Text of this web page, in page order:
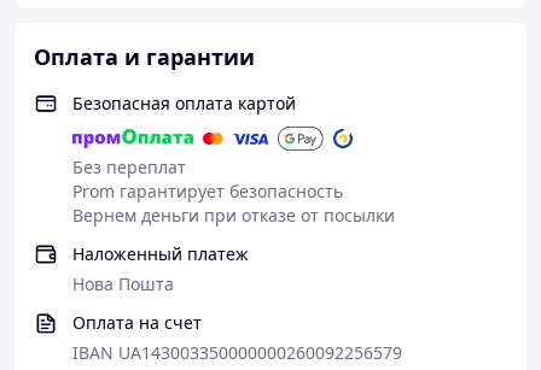
Оплата и гарантии
Безопасная оплата картой
Без переплат
Prom гарантирует безопасность
Вернем деньги при отказе от посылки
Наложенный платеж
Нова Пошта
Оплата на счет
IBAN UA143003350000000260092256579